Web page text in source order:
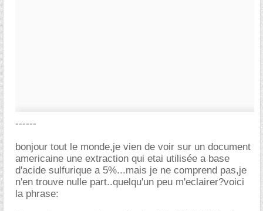
------
bonjour tout le monde,je vien de voir sur un document
americaine une extraction qui etai utilisée a base
d'acide sulfurique a 5%...mais je ne comprend pas,je
n'en trouve nulle part..quelqu'un peu m'eclairer?voici
la phrase: